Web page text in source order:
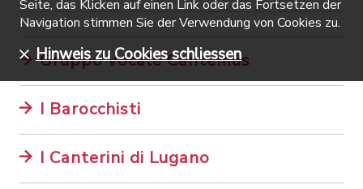
Gruppo vocale Cantemus
I Barocchisti
I Canterini di Lugano
Seite, das Klicken auf einen Link oder das Fortsetzen der
Navigation stimmen Sie der Verwendung von Cookies zu.
Hinweis zu Cookies schliessen